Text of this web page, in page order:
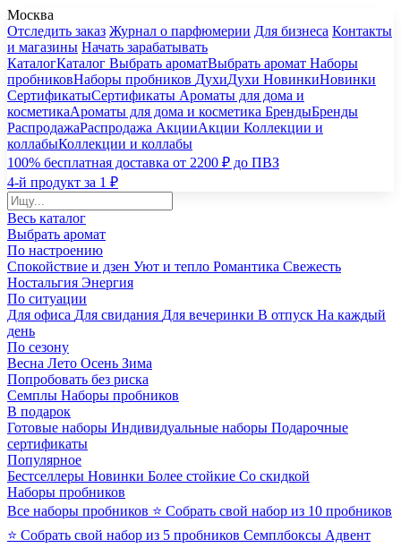
Москва
Отследить заказ Журнал о парфюмерии Для бизнеса Контакты
и магазины Начать зарабатывать
КаталогКаталог Выбрать ароматВыбрать аромат Наборы
пробниковНаборы пробников ДухиДухи НовинкиНовинки
СертификатыСертификаты Ароматы для дома и
косметикаАроматы для дома и косметика БрендыБренды
РаспродажаРаспродажа АкцииАкции Коллекции и
коллабыКоллекции и коллабы
100% бесплатная доставка от 2200 ₽ до ПВЗ
4-й продукт за 1 ₽
Весь каталог
Выбрать аромат
По настроению
Спокойствие и дзен Уют и тепло Романтика Свежесть
Ностальгия Энергия
По ситуации
Для офиса Для свидания Для вечеринки В отпуск На каждый
день
По сезону
Весна Лето Осень Зима
Попробовать без риска
Семплы Наборы пробников
В подарок
Готовые наборы Индивидуальные наборы Подарочные
сертификаты
Популярное
Бестселлеры Новинки Более стойкие Со скидкой
Наборы пробников
Все наборы пробников ⭐ Собрать свой набор из 10 пробников
⭐ Собрать свой набор из 5 пробников Семплбоксы Адвент